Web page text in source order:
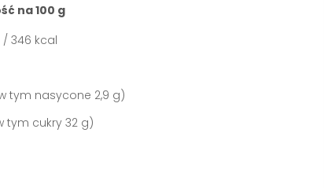
na 100 g
/ 346 kcal
tym nasycone 2,9 g)
tym cukry 32 g)